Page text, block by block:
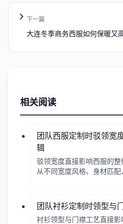
下一篇
大连冬季商务西服如何保暖又
相关阅读
团队西服定制时驳领宽
辑
驳领宽度直接影响西服的
从不同宽度风格、身材匹配
团队衬衫定制时领型与
衬衫领型与门襟工艺直接